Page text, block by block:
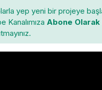
yep yeni bir projeye
Kanalımıza Abone Olarak